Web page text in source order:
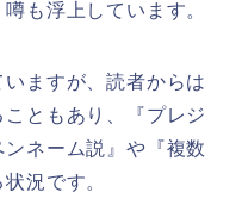
も浮上しています。
ますが、読者からは
ともあり、『プレジ
ネーム説』や『複数
況です。